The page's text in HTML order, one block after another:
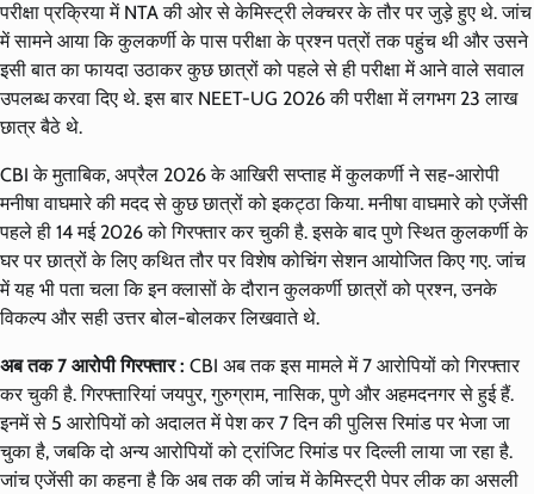
परीक्षा प्रक्रिया में NTA की ओर से केमिस्ट्री लेक्चरर के तौर पर जुड़े हुए थे. जांच
में सामने आया कि कुलकर्णी के पास परीक्षा के प्रश्न पत्रों तक पहुंच थी और उसने
इसी बात का फायदा उठाकर कुछ छात्रों को पहले से ही परीक्षा में आने वाले सवाल
उपलब्ध करवा दिए थे. इस बार NEET-UG 2026 की परीक्षा में लगभग 23 लाख
छात्र बैठे थे.
CBI के मुताबिक, अप्रैल 2026 के आखिरी सप्ताह में कुलकर्णी ने सह-आरोपी
मनीषा वाघमारे की मदद से कुछ छात्रों को इकट्ठा किया. मनीषा वाघमारे को एजेंसी
पहले ही 14 मई 2026 को गिरफ्तार कर चुकी है. इसके बाद पुणे स्थित कुलकर्णी के
घर पर छात्रों के लिए कथित तौर पर विशेष कोचिंग सेशन आयोजित किए गए. जांच
में यह भी पता चला कि इन क्लासों के दौरान कुलकर्णी छात्रों को प्रश्न, उनके
विकल्प और सही उत्तर बोल-बोलकर लिखवाते थे.
अब तक 7 आरोपी गिरफ्तार : CBI अब तक इस मामले में 7 आरोपियों को गिरफ्तार
कर चुकी है. गिरफ्तारियां जयपुर, गुरुग्राम, नासिक, पुणे और अहमदनगर से हुई हैं.
इनमें से 5 आरोपियों को अदालत में पेश कर 7 दिन की पुलिस रिमांड पर भेजा जा
चुका है, जबकि दो अन्य आरोपियों को ट्रांजिट रिमांड पर दिल्ली लाया जा रहा है.
जांच एजेंसी का कहना है कि अब तक की जांच में केमिस्ट्री पेपर लीक का असली